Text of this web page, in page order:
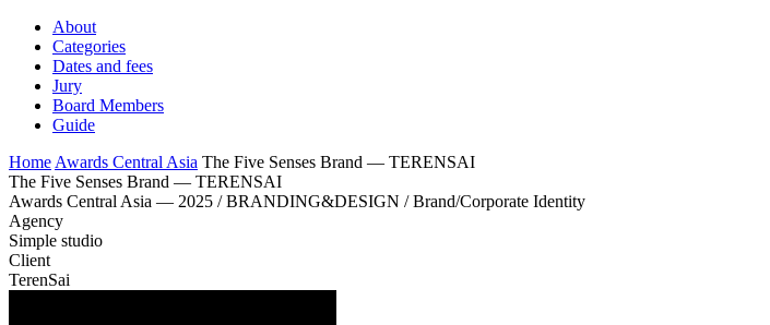
About
Categories
Dates and fees
Jury
Board Members
Guide
Home Awards Central Asia The Five Senses Brand — TERENSAI
The Five Senses Brand — TERENSAI
Awards Central Asia — 2025 / BRANDING&DESIGN / Brand/Corporate Identity
Agency
Simple studio
Client
TerenSai